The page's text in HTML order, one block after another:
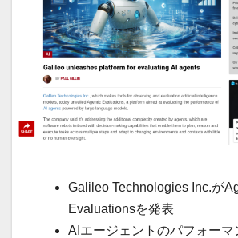
Galileo Technologies Inc.が
Evaluationsを発表
AIエージェントのパフォーマ